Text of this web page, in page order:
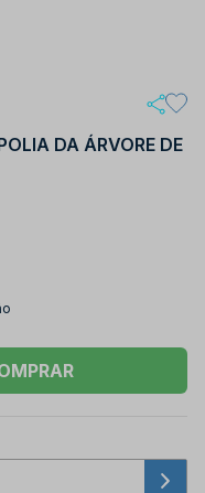
DA ÁRVORE DE